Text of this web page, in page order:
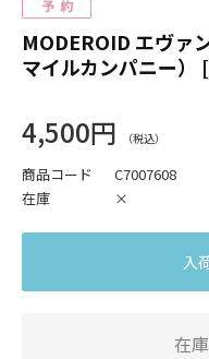
MODEROID エヴァ
マイルカンパニー
4,500円
商品コード
C7007608
在庫
×
入
在